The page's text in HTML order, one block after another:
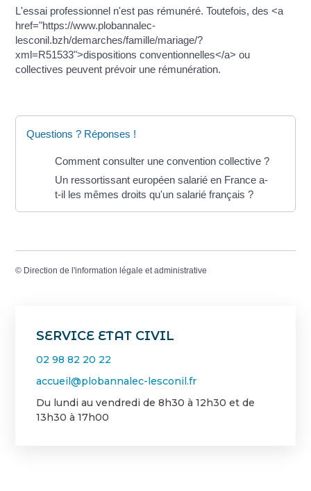
SERVICE ETAT CIVIL
02 98 82 20 22
accueil@plobannalec-lesconil.fr
Du lundi au vendredi de 8h30 à 12h30 et de
13h30 à 17h00
L'essai professionnel n'est pas rémunéré. Toutefois, des <a
href="https://www.plobannalec-
lesconil.bzh/demarches/famille/mariage/?
xml=R51533">dispositions conventionnelles</a> ou
collectives peuvent prévoir une rémunération.
Questions ? Réponses !
Comment consulter une convention collective ?
Un ressortissant européen salarié en France a-
t-il les mêmes droits qu'un salarié français ?
© Direction de l'information légale et administrative